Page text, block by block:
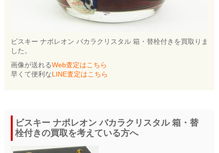
ビスキー ナポレオン バカラクリスタル 箱・替栓付きを買取りま
した。
画像が送れるWeb査定はこちら
早くて便利なLINE査定はこちら
ビスキー ナポレオン バカラクリスタル 箱・替
栓付きの買取を考えている方へ